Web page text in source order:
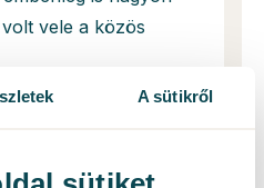
A sütikről
vele a közös
kollégánkkal
készült. A folyamat
stressz és még